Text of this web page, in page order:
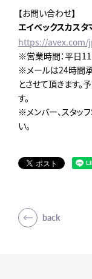
【お問い合わせ】
エイベックスカス
https://
※営業時間：平日
※メールは24時間
とさせて頂きます
す。
※メンバー、スタッ
い。
back